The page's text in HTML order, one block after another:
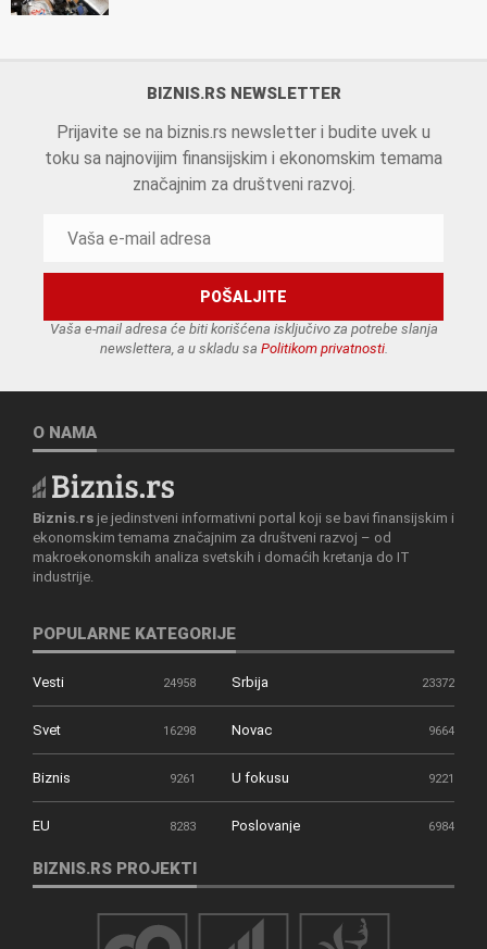
BIZNIS.RS NEWSLETTER
Prijavite se na biznis.rs newsletter i budite uvek u
toku sa najnovijim finansijskim i ekonomskim temama
značajnim za društveni razvoj.
Vaša e-mail adresa će biti korišćena isključivo za potrebe slanja
newslettera, a u skladu sa Politikom privatnosti.
O NAMA
Biznis.rs je jedinstveni informativni portal koji se bavi finansijskim i
ekonomskim temama značajnim za društveni razvoj – od
makroekonomskih analiza svetskih i domaćih kretanja do IT
industrije.
POPULARNE KATEGORIJE
Vesti 24958 Srbija 23372
Svet 16298 Novac 9664
Biznis 9261 U fokusu 9221
EU 8283 Poslovanje 6984
BIZNIS.RS PROJEKTI